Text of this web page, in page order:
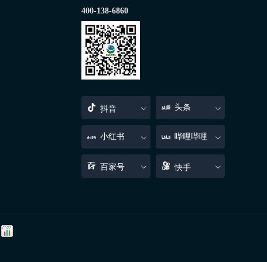
400-138-6860
抖音 头条
小红书 哔哩哔哩
百家号 快手